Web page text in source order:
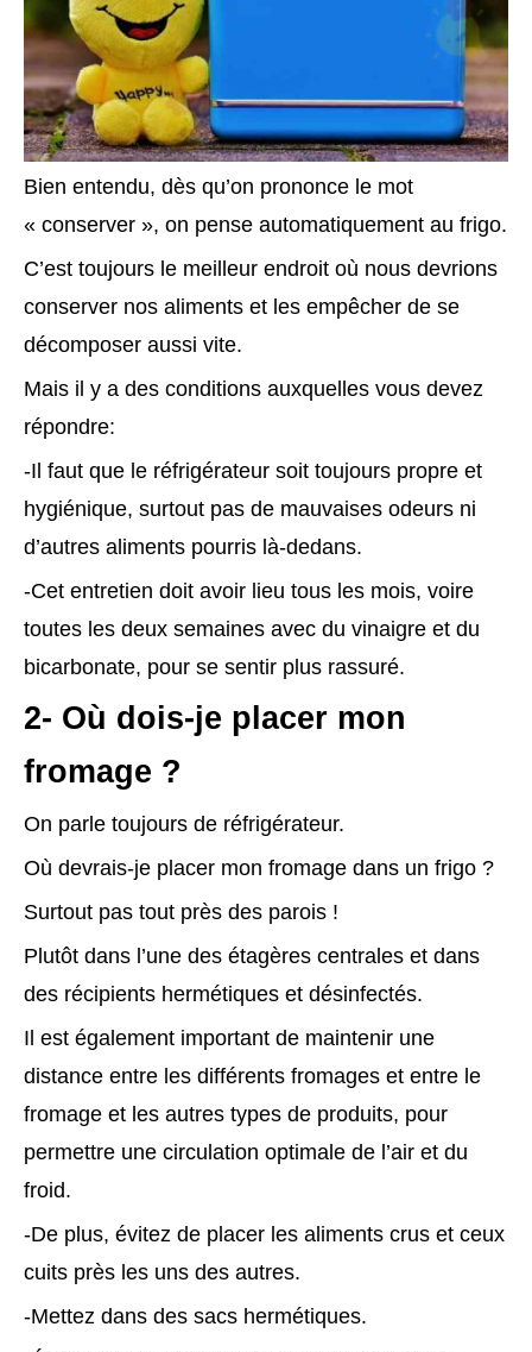
Bien entendu, dès qu’on prononce le mot
« conserver », on pense automatiquement au frigo.
C’est toujours le meilleur endroit où nous devrions
conserver nos aliments et les empêcher de se
décomposer aussi vite.
Mais il y a des conditions auxquelles vous devez
répondre:
-Il faut que le réfrigérateur soit toujours propre et
hygiénique, surtout pas de mauvaises odeurs ni
d’autres aliments pourris là-dedans.
-Cet entretien doit avoir lieu tous les mois, voire
toutes les deux semaines avec du vinaigre et du
bicarbonate, pour se sentir plus rassuré.
2- Où dois-je placer mon
fromage ?
On parle toujours de réfrigérateur.
Où devrais-je placer mon fromage dans un frigo ?
Surtout pas tout près des parois !
Plutôt dans l’une des étagères centrales et dans
des récipients hermétiques et désinfectés.
Il est également important de maintenir une
distance entre les différents fromages et entre le
fromage et les autres types de produits, pour
permettre une circulation optimale de l’air et du
froid.
-De plus, évitez de placer les aliments crus et ceux
cuits près les uns des autres.
-Mettez dans des sacs hermétiques.